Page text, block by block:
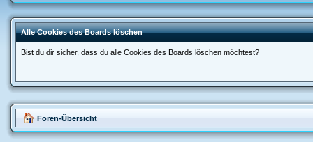
Alle Cookies des Boards löschen
Bist du dir sicher, dass du alle Cookies des Boards löschen möchtest?
Foren-Übersicht